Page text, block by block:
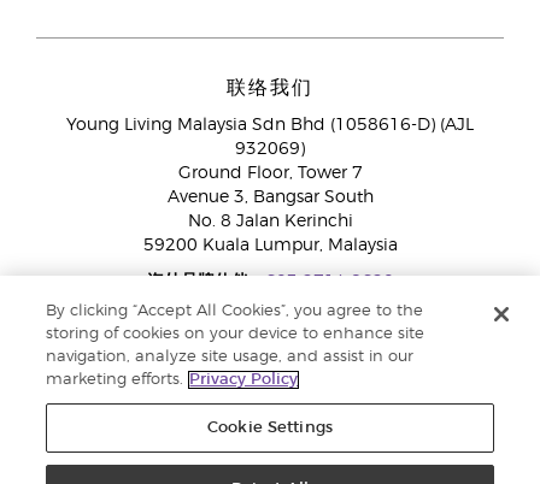
联络我们
Young Living Malaysia Sdn Bhd (1058616-D) (AJL
932069)
Ground Floor, Tower 7
Avenue 3, Bangsar South
No. 8 Jalan Kerinchi
59200 Kuala Lumpur, Malaysia
免付费专线：1800 189 889
WhatsApp对话: +60 15 4600 0691
By clicking “Accept All Cookies”, you agree to the
storing of cookies on your device to enhance site
navigation, analyze site usage, and assist in our
marketing efforts.
Privacy Policy
Cookie Settings